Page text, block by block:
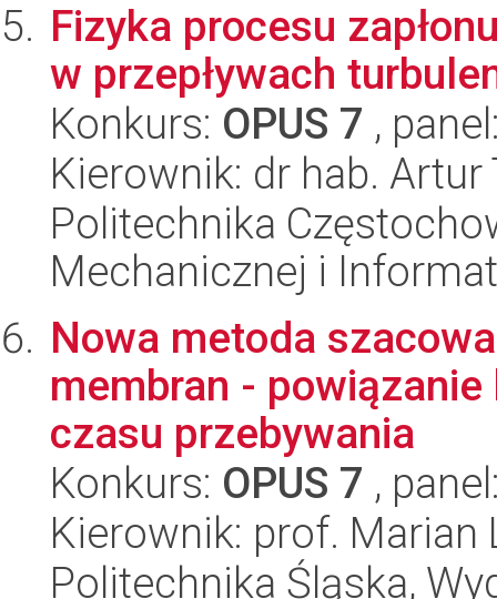
Fizyka procesu
w przepływach
Konkurs: OPUS 7 ,
Kierownik: dr hab.
Politechnika
Mechanicznej i
Nowa metoda
membran -
czasu przebywania
Konkurs: OPUS 7 ,
Kierownik: prof. Marian
Politechnika Śląska,